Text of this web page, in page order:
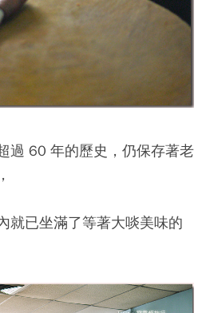
過 60 年的歷史，仍保存著老
就已坐滿了等著大啖美味的